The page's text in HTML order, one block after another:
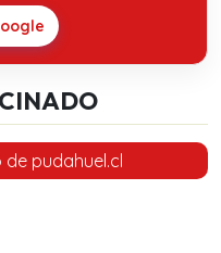
de pudahuel.cl